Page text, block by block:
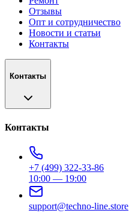
Отзывы
Опт и сотрудничество
Новости и статьи
Контакты
Контакты
Контакты
+7 (499) 322-33-86
10:00 — 19:00
support@techno-line.store